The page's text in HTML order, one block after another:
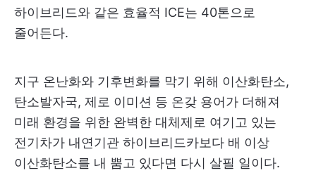
하이브리드와 같은 효율적 ICE는 40톤으로
줄어든다.
지구 온난화와 기후변화를 막기 위해 이산화탄소,
탄소발자국, 제로 이미션 등 온갖 용어가 더해져
미래 환경을 위한 완벽한 대체제로 여기고 있는
전기차가 내연기관 하이브리드카보다 배 이상
이산화탄소를 내 뿜고 있다면 다시 살필 일이다.